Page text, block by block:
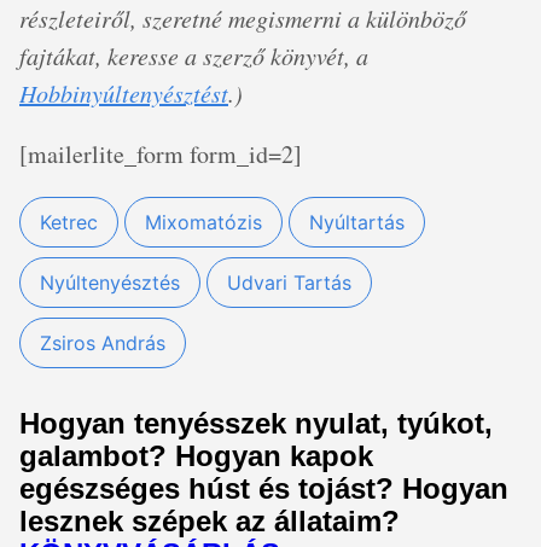
részleteiről, szeretné megismerni a különböző
fajtákat, keresse a szerző könyvét, a
Hobbinyúltenyésztést.)
[mailerlite_form form_id=2]
Ketrec Mixomatózis Nyúltartás
Nyúltenyésztés Udvari Tartás
Zsiros András
Hogyan tenyésszek nyulat, tyúkot,
galambot? Hogyan kapok
egészséges húst és tojást? Hogyan
lesznek szépek az állataim?